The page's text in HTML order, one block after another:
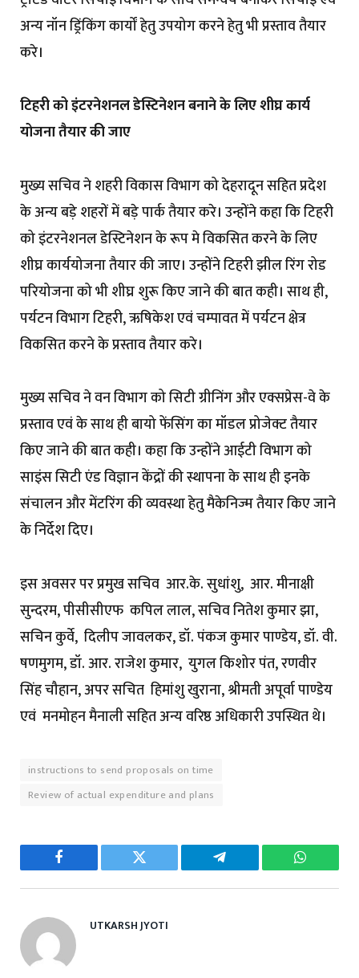
अन्य नॉन ड्रिंकिंग कार्यों हेतु उपयोग करने हेतु भी प्रस्ताव तैयार
करे।
टिहरी को इंटरनेशनल डेस्टिनेशन बनाने के लिए शीघ्र कार्य
योजना तैयार की जाए
मुख्य सचिव ने शहरी विकास विभाग को देहरादून सहित प्रदेश
के अन्य बड़े शहरों में बड़े पार्क तैयार करे। उन्होंने कहा कि टिहरी
को इंटरनेशनल डेस्टिनेशन के रूप मे विकसित करने के लिए
शीघ्र कार्ययोजना तैयार की जाए। उन्होंने टिहरी झील रिंग रोड
परियोजना को भी शीघ्र शुरू किए जाने की बात कही। साथ ही,
पर्यटन विभाग टिहरी, ऋषिकेश एवं चम्पावत में पर्यटन क्षेत्र
विकसित करने के प्रस्ताव तैयार करे।
मुख्य सचिव ने वन विभाग को सिटी ग्रीनिंग और एक्सप्रेस-वे के
प्रस्ताव एवं के साथ ही बायो फेंसिंग का मॉडल प्रोजेक्ट तैयार
किए जाने की बात कही। कहा कि उन्होंने आईटी विभाग को
साइंस सिटी एंड विज्ञान केंद्रों की स्थापना के साथ ही इनके
संचालन और मेंटरिंग की व्यवस्था हेतु मैकेनिज्म तैयार किए जाने
के निर्देश दिए।
इस अवसर पर प्रमुख सचिव आर.के. सुधांशु, आर. मीनाक्षी
सुन्दरम, पीसीसीएफ कपिल लाल, सचिव नितेश कुमार झा,
सचिन कुर्वे, दिलीप जावलकर, डॉ. पंकज कुमार पाण्डेय, डॉ. वी.
षणमुगम, डॉ. आर. राजेश कुमार, युगल किशोर पंत, रणवीर
सिंह चौहान, अपर सचित हिमांशु खुराना, श्रीमती अपूर्वा पाण्डेय
एवं मनमोहन मैनाली सहित अन्य वरिष्ठ अधिकारी उपस्थित थे।
instructions to send proposals on time
Review of actual expenditure and plans
Facebook Twitter Telegram
UTKARSH JYOTI